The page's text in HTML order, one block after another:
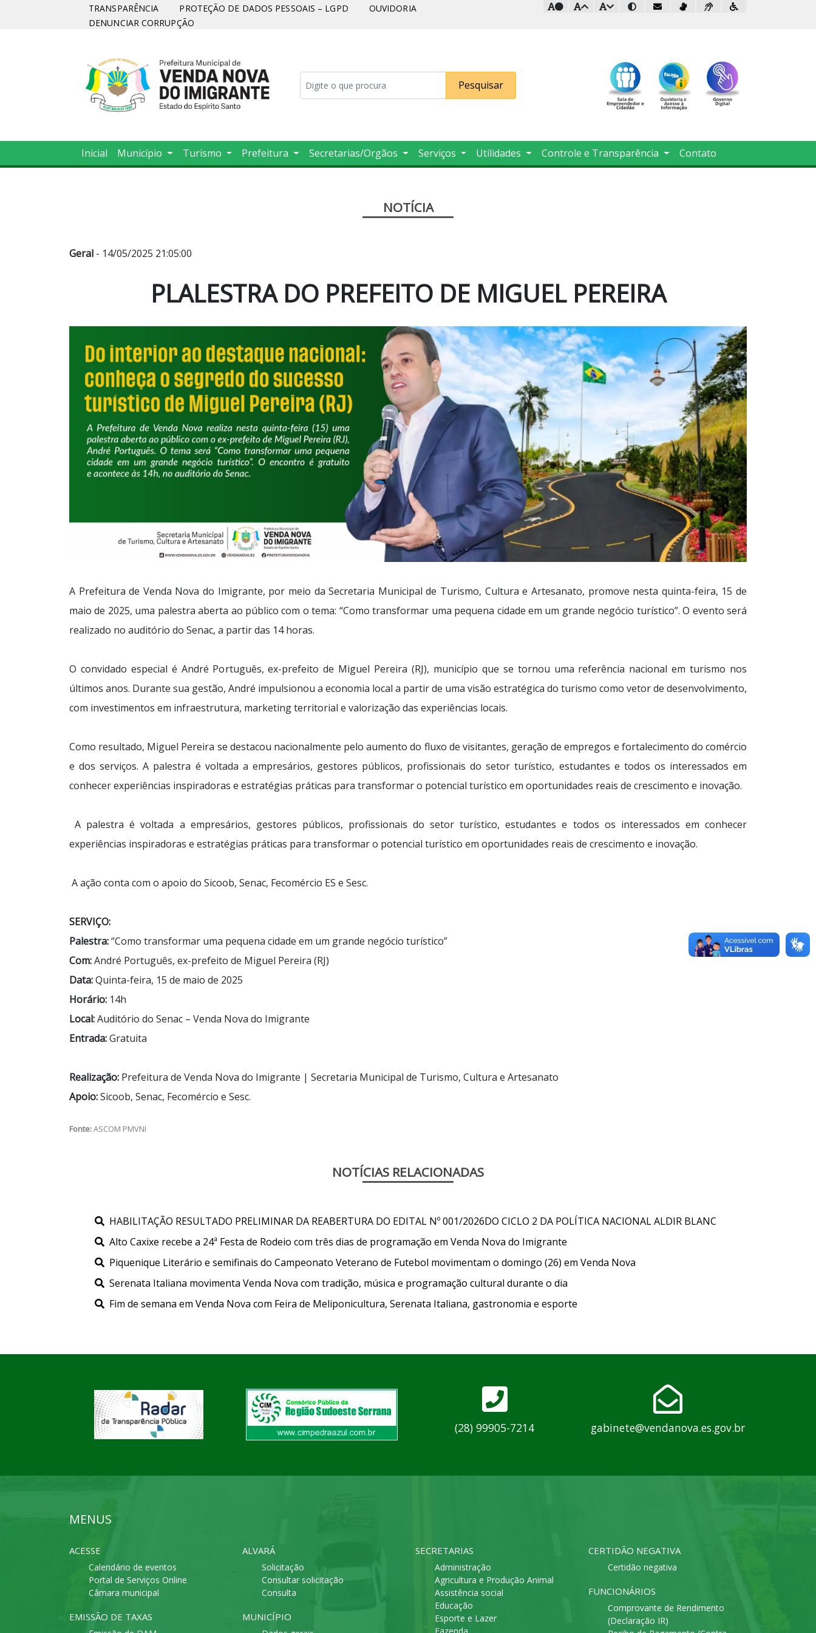
TRANSPARÊNCIA PROTEÇÃO DE DADOS PESSOAIS – LGPD
OUVIDORIA
DENUNCIAR CORRUPÇÃO
Pesquisar
Inicial Município Turismo Prefeitura Secretarias/Orgãos Serviços Utilidades Controle e Transparência Contato
NOTÍCIA
Geral - 14/05/2025 21:05:00
PLALESTRA DO PREFEITO DE MIGUEL PEREIRA
A Prefeitura de Venda Nova do Imigrante, por meio da Secretaria Municipal de Turismo, Cultura e Artesanato, promove nesta quinta-feira, 15 de
maio de 2025, uma palestra aberta ao público com o tema: “Como transformar uma pequena cidade em um grande negócio turístico”. O evento será
realizado no auditório do Senac, a partir das 14 horas.
O convidado especial é André Português, ex-prefeito de Miguel Pereira (RJ), município que se tornou uma referência nacional em turismo nos
últimos anos. Durante sua gestão, André impulsionou a economia local a partir de uma visão estratégica do turismo como vetor de desenvolvimento,
com investimentos em infraestrutura, marketing territorial e valorização das experiências locais.
Como resultado, Miguel Pereira se destacou nacionalmente pelo aumento do fluxo de visitantes, geração de empregos e fortalecimento do comércio
e dos serviços.A palestra é voltada a empresários, gestores públicos, profissionais do setor turístico, estudantes e todos os interessados em
conhecer experiências inspiradoras e estratégias práticas para transformar o potencial turístico em oportunidades reais de crescimento e inovação.
A palestra é voltada a empresários, gestores públicos, profissionais do setor turístico, estudantes e todos os interessados em conhecer
experiências inspiradoras e estratégias práticas para transformar o potencial turístico em oportunidades reais de crescimento e inovação.
A ação conta com o apoio do Sicoob, Senac, Fecomércio ES e Sesc.
SERVIÇO:
Palestra:“Como transformar uma pequena cidade em um grande negócio turístico”
Com:André Português, ex-prefeito de Miguel Pereira (RJ)
Data:Quinta-feira, 15 de maio de 2025
Horário: 14h
Local:Auditório do Senac – Venda Nova do Imigrante
Entrada:Gratuita
Realização: Prefeitura de Venda Nova do Imigrante | Secretaria Municipal de Turismo, Cultura e Artesanato
Apoio:Sicoob, Senac, Fecomércio e Sesc.
Fonte:ASCOM PMVNI
NOTÍCIAS RELACIONADAS
HABILITAÇÃO RESULTADO PRELIMINAR DA REABERTURA DO EDITAL Nº 001/2026DO CICLO 2 DA POLÍTICA NACIONAL ALDIR BLANC
Alto Caxixe recebe a 24ª Festa de Rodeio com três dias de programação em Venda Nova do Imigrante
Piquenique Literário e semifinais do Campeonato Veterano de Futebol movimentam o domingo (26) em Venda Nova
Serenata Italiana movimenta Venda Nova com tradição, música e programação cultural durante o dia
Fim de semana em Venda Nova com Feira de Meliponicultura, Serenata Italiana, gastronomia e esporte
(28) 99905-7214 gabinete@vendanova.es.gov.br
MENUS
ACESSE
Calendário de eventos
Portal de Serviços Online
Câmara municipal
EMISSÃO DE TAXAS
ALVARÁ
Solicitação
Consultar solicitação
Consulta
MUNICÍPIO
SECRETARIAS
Administração
Agricultura e Produção Animal
Assistência social
Educação
Esporte e Lazer
Fazenda
CERTIDÃO NEGATIVA
Certidão negativa
FUNCIONÁRIOS
Comprovante de Rendimento
(Declaração IR)